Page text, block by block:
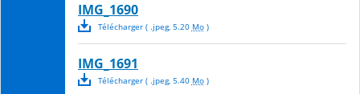
IMG_1690
Télécharger( .jpeg, 5.20 Mo)
IMG_1691
Télécharger( .jpeg, 5.40 Mo)